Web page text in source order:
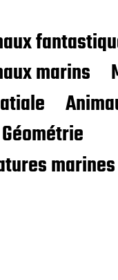
marins
marines